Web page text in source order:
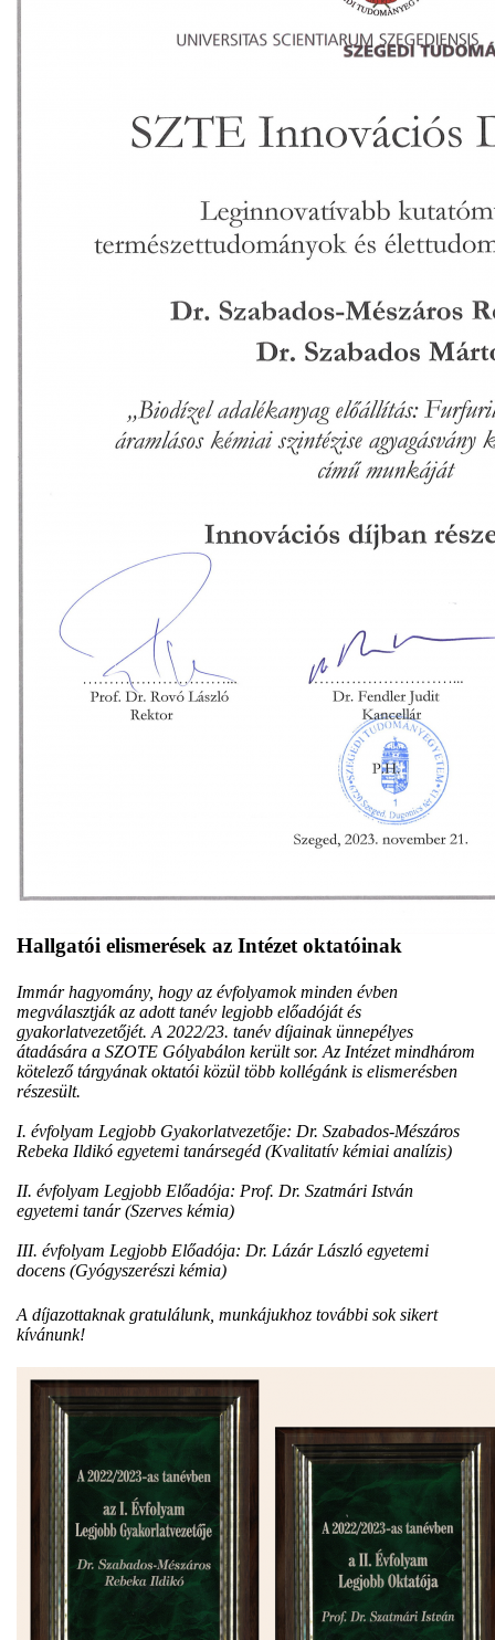
Hallgatói elismerések az Intézet oktatóinak
Immár hagyomány, hogy az évfolyamok minden évben
megválasztják az adott tanév legjobb előadóját és
gyakorlatvezetőjét. A 2022/23. tanév díjainak ünnepélyes
átadására a SZOTE Gólyabálon került sor. Az Intézet mindhárom
kötelező tárgyának oktatói közül több kollégánk is elismerésben
részesült.
I. évfolyam Legjobb Gyakorlatvezetője: Dr. Szabados-Mészáros
Rebeka Ildikó egyetemi tanársegéd (Kvalitatív kémiai analízis)
II. évfolyam Legjobb Előadója: Prof. Dr. Szatmári István
egyetemi tanár (Szerves kémia)
III. évfolyam Legjobb Előadója: Dr. Lázár László egyetemi
docens (Gyógyszerészi kémia)
A díjazottaknak gratulálunk, munkájukhoz további sok sikert
kívánunk!